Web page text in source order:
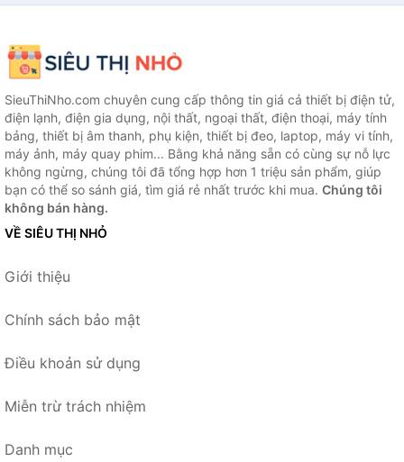
SieuThiNho.com chuyên cung cấp thông tin giá cả thiết bị điện tử,
điện lạnh, điện gia dụng, nội thất, ngoại thất, điện thoại, máy tính
bảng, thiết bị âm thanh, phụ kiện, thiết bị đeo, laptop, máy vi tính,
máy ảnh, máy quay phim... Bằng khả năng sẵn có cùng sự nỗ lực
không ngừng, chúng tôi đã tổng hợp hơn 1 triệu sản phẩm, giúp
bạn có thể so sánh giá, tìm giá rẻ nhất trước khi mua. Chúng tôi
không bán hàng.
VỀ SIÊU THỊ NHỎ
Giới thiệu
Chính sách bảo mật
Điều khoản sử dụng
Miễn trừ trách nhiệm
Danh mục